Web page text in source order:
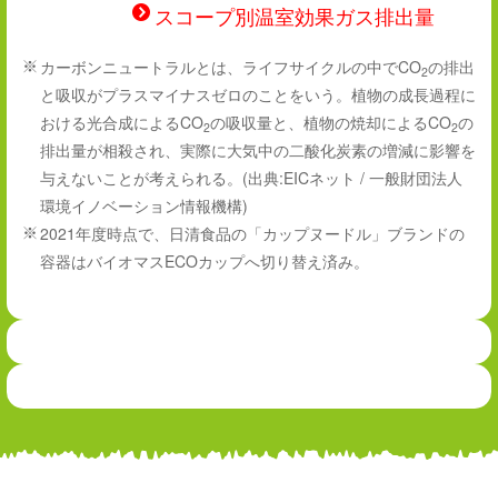
スコープ別温室効果ガス排出量
※ カーボンニュートラルとは、ライフサイクルの中でCO2の排出
と吸収がプラスマイナスゼロのことをいう。植物の成長過程に
おける光合成によるCO2の吸収量と、植物の焼却によるCO2の
排出量が相殺され、実際に大気中の二酸化炭素の増減に影響を
与えないことが考えられる。(出典:EICネット / 一般財団法人
環境イノベーション情報機構)
※ 2021年度時点で、日清食品の「カップヌードル」ブランドの
容器はバイオマスECOカップへ切り替え済み。